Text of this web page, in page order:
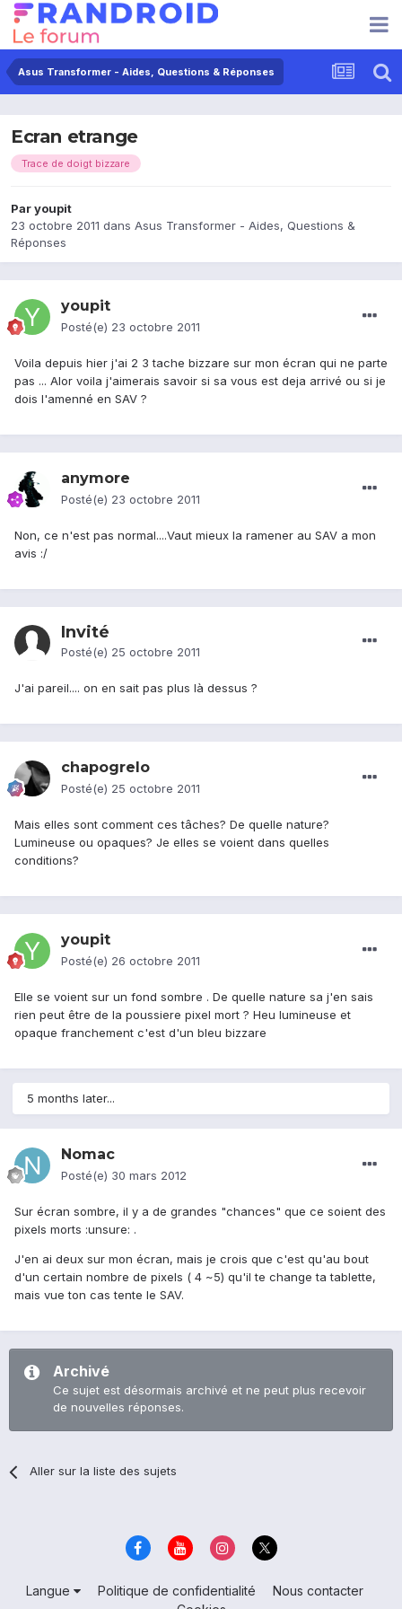
Asus Transformer - Aides, Questions & Réponses
Ecran etrange
Trace de doigt bizzare
Paryoupit
23 octobre 2011 dans Asus Transformer - Aides, Questions &
Réponses
youpit
Posté(e) 23 octobre 2011
Voila depuis hier j'ai 2 3 tache bizzare sur mon écran qui ne parte
pas ... Alor voila j'aimerais savoir si sa vous est deja arrivé ou si je
dois l'amenné en SAV ?
anymore
Posté(e) 23 octobre 2011
Non, ce n'est pas normal....Vaut mieux la ramener au SAV a mon
avis :/
Invité
Posté(e) 25 octobre 2011
J'ai pareil.... on en sait pas plus là dessus ?
chapogrelo
Posté(e) 25 octobre 2011
Mais elles sont comment ces tâches? De quelle nature?
Lumineuse ou opaques? Je elles se voient dans quelles
conditions?
youpit
Posté(e) 26 octobre 2011
Elle se voient sur un fond sombre . De quelle nature sa j'en sais
rien peut être de la poussiere pixel mort ? Heu lumineuse et
opaque franchement c'est d'un bleu bizzare
5 months later...
Nomac
Posté(e) 30 mars 2012
Sur écran sombre, il y a de grandes "chances" que ce soient des
pixels morts :unsure: .
J'en ai deux sur mon écran, mais je crois que c'est qu'au bout
d'un certain nombre de pixels ( 4 ~5) qu'il te change ta tablette,
mais vue ton cas tente le SAV.
Archivé
Ce sujet est désormais archivé et ne peut plus recevoir
de nouvelles réponses.
Aller sur la liste des sujets
Langue Politique de confidentialité
Nous contacter